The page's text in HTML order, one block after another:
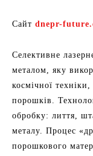
Сайт dnepr-
Селективне
металом, яку
космічної
порошків.
обробку: лиття,
металу. Процес
порошкового